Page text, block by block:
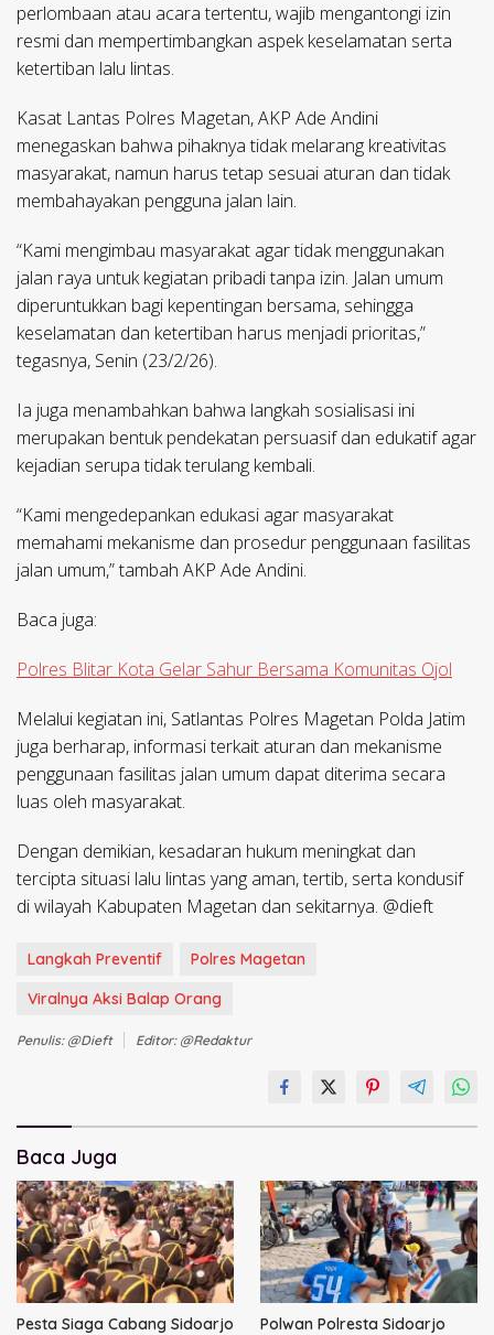
perlombaan atau acara tertentu, wajib mengantongi izin
resmi dan mempertimbangkan aspek keselamatan serta
ketertiban lalu lintas.
Kasat Lantas Polres Magetan, AKP Ade Andini
menegaskan bahwa pihaknya tidak melarang kreativitas
masyarakat, namun harus tetap sesuai aturan dan tidak
membahayakan pengguna jalan lain.
“Kami mengimbau masyarakat agar tidak menggunakan
jalan raya untuk kegiatan pribadi tanpa izin. Jalan umum
diperuntukkan bagi kepentingan bersama, sehingga
keselamatan dan ketertiban harus menjadi prioritas,”
tegasnya, Senin (23/2/26).
Ia juga menambahkan bahwa langkah sosialisasi ini
merupakan bentuk pendekatan persuasif dan edukatif agar
kejadian serupa tidak terulang kembali.
“Kami mengedepankan edukasi agar masyarakat
memahami mekanisme dan prosedur penggunaan fasilitas
jalan umum,” tambah AKP Ade Andini.
Baca juga:
Polres Blitar Kota Gelar Sahur Bersama Komunitas Ojol
Melalui kegiatan ini, Satlantas Polres Magetan Polda Jatim
juga berharap, informasi terkait aturan dan mekanisme
penggunaan fasilitas jalan umum dapat diterima secara
luas oleh masyarakat.
Dengan demikian, kesadaran hukum meningkat dan
tercipta situasi lalu lintas yang aman, tertib, serta kondusif
di wilayah Kabupaten Magetan dan sekitarnya. @dieft
Langkah Preventif
Polres Magetan
Viralnya Aksi Balap Orang
Penulis: @dieft Editor: @redaktur
Baca Juga
Pesta Siaga Cabang Sidoarjo
Polwan Polresta Sidoarjo